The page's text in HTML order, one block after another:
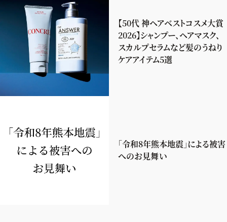
【50代 神ヘアベストコスメ大賞
2026】シャンプー、ヘアマスク、
スカルプセラムなど髪のうねり
ケアアイテム5選
「令和8年熊本地震」による被害
へのお見舞い